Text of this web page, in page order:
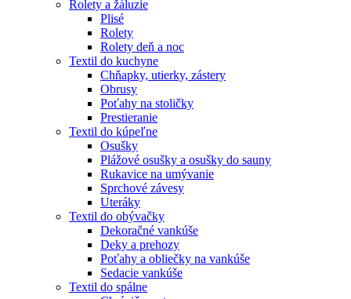
Rolety a žáluzie
Plisé
Rolety
Rolety deň a noc
Textil do kuchyne
Chňapky, utierky, zástery
Obrusy
Poťahy na stoličky
Prestieranie
Textil do kúpeľne
Osušky
Plážové osušky a osušky do sauny
Rukavice na umývanie
Sprchové závesy
Uteráky
Textil do obývačky
Dekoračné vankúše
Deky a prehozy
Poťahy a obliečky na vankúše
Sedacie vankúše
Textil do spálne